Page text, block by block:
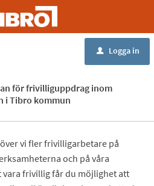
u Logga in
för frivilliguppdrag inom
i Tibro kommun
vi fler frivilligarbetare på
och på våra
vara frivillig får du möjlighet att